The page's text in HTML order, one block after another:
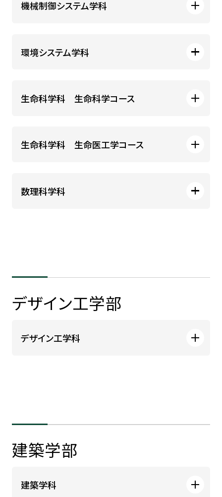
機械制御システム学科
環境システム学科
生命科学科 生命科学コース
生命科学科 生命医工学コース
数理科学科
デザイン工学部
デザイン工学科
建築学部
建築学科